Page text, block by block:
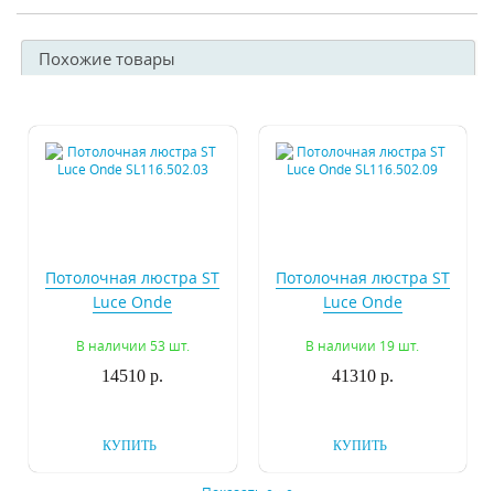
Похожие товары
Потолочная люстра ST
Luce Onde
В наличии 53 шт.
14510 р.
КУПИТЬ
Потолочная люстра ST
Luce Onde
В наличии 19 шт.
41310 р.
КУПИТЬ